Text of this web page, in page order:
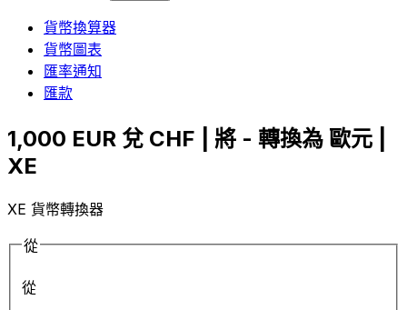
貨幣換算器
貨幣圖表
匯率通知
匯款
1,000 EUR 兌 CHF | 將 - 轉換為 歐元 |
XE
XE 貨幣轉換器
從
從